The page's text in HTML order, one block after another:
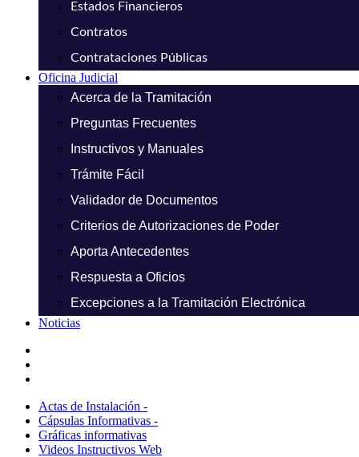
Estados Financieros
Contratos
Contrataciones Públicas
Oficina Judicial
Acerca de la Tramitación
Preguntas Frecuentes
Instructivos y Manuales
Trámite Fácil
Validador de Documentos
Criterios de Autorizaciones de Poder
Aporta Antecedentes
Respuesta a Oficios
Excepciones a la Tramitación Electrónica
Noticias
Actas de Instalación -
Cápsulas Informativas -
Gráficas informativas
Videos Instructivos Web